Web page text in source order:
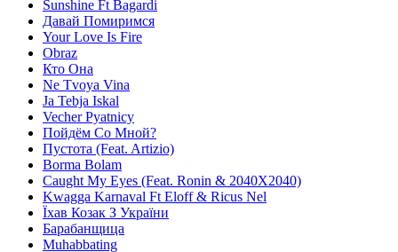
Sunshine Ft Bagardi
Давай Помиримся
Your Love Is Fire
Obraz
Кто Она
Ne Tvoya Vina
Ja Tebja Iskal
Vecher Pyatnicy
Пойдём Со Мной?
Пустота (Feat. Artizio)
Borma Bolam
Caught My Eyes (Feat. Ronin & 2040X2040)
Kwagga Karnaval Ft Eloff & Ricus Nel
Їхав Козак З України
Барабанщица
Muhabbating